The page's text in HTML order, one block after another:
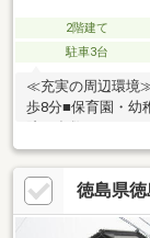
2階建て
駐車3台
≪充実の周辺環境
歩8分■保育園・幼
納豊富な住みやす
■LDK16帖+和室
ニー≪安心の住宅
住宅性能表示制度
定期点検付でアフ
徳島県